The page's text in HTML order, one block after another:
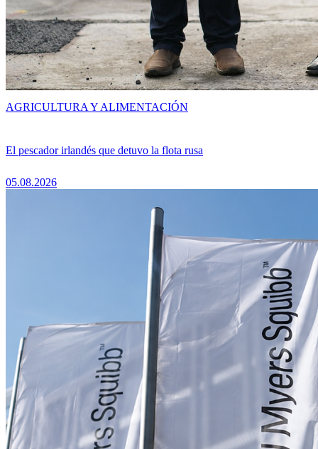
El pescador irlandés que detuvo la flota rusa
05.08.2026
AGRICULTURA Y ALIMENTACIÓN